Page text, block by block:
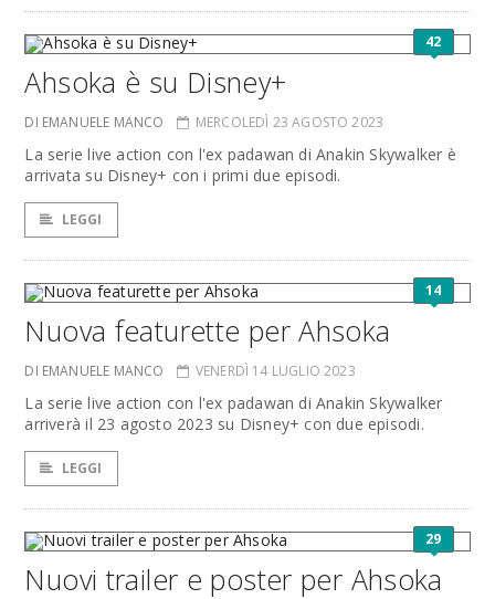
42
Ahsoka è su Disney+
DI EMANUELE MANCO MERCOLEDÌ 23 AGOSTO 2023
La serie live action con l'ex padawan di Anakin Skywalker è
arrivata su Disney+ con i primi due episodi.
LEGGI
14
Nuova featurette per Ahsoka
DI EMANUELE MANCO VENERDÌ 14 LUGLIO 2023
La serie live action con l'ex padawan di Anakin Skywalker
arriverà il 23 agosto 2023 su Disney+ con due episodi.
LEGGI
29
Nuovi trailer e poster per Ahsoka